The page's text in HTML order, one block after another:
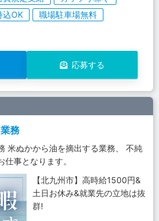
込OK
職場駐車場無料
応募する
務
米ぬかから油を摘出する業務、 不純
事となります。
【北九州市】高時給1500円&
土日お休み&就業先の立地は抜
群!